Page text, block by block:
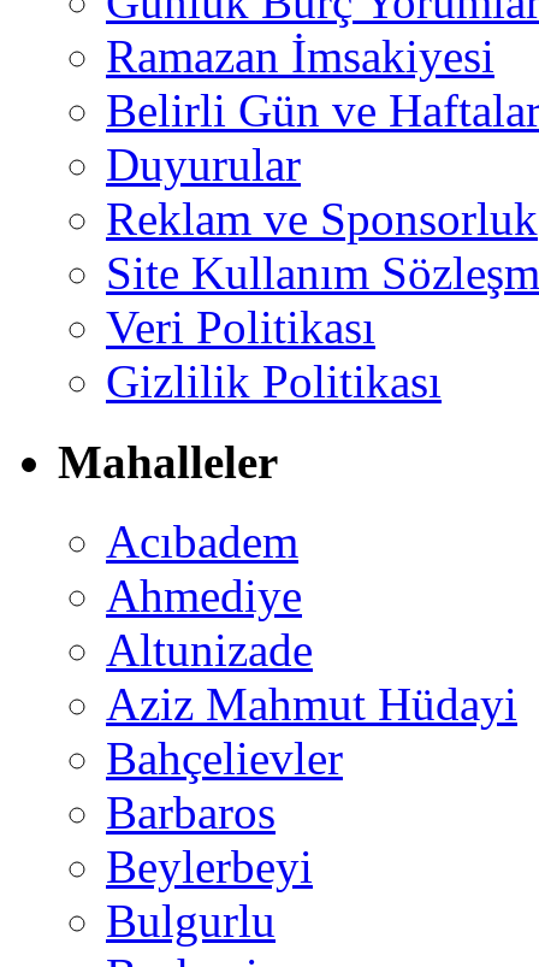
Ramazan İmsakiyesi
Belirli Gün ve
Duyurular
Reklam ve Sponsorluk
Site Kullanım
Veri Politikası
Gizlilik Politikası
Mahalleler
Acıbadem
Ahmediye
Altunizade
Aziz Mahmut Hüdayi
Bahçelievler
Barbaros
Beylerbeyi
Bulgurlu